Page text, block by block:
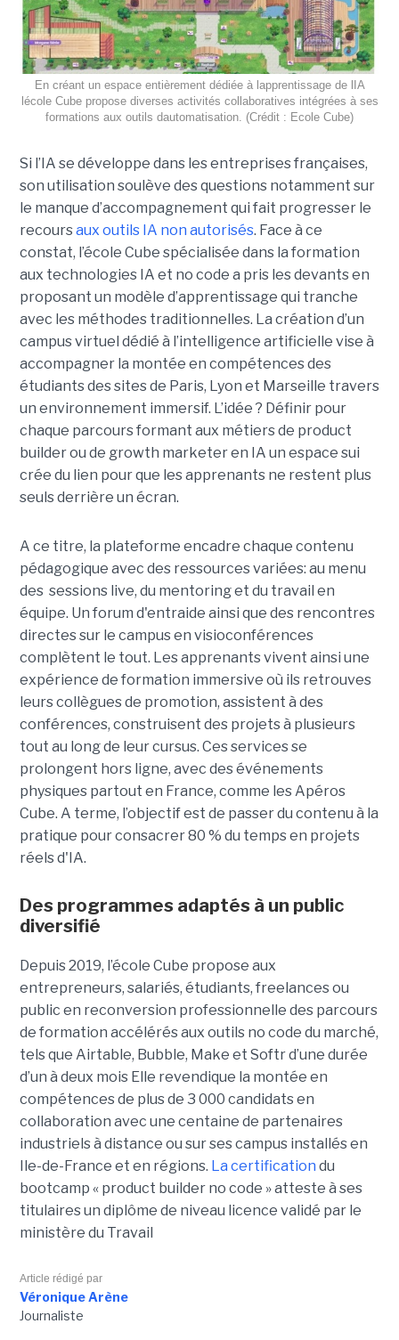
En créant un espace entièrement dédiée à lapprentissage de lIA
lécole Cube propose diverses activités collaboratives intégrées à ses
formations aux outils dautomatisation. (Crédit : Ecole Cube)
Si l’IA se développe dans les entreprises françaises,
son utilisation soulève des questions notamment sur
le manque d’accompagnement qui fait progresser le
recoursaux outils IA non autorisés. Face à ce
constat, l’école Cube spécialisée dans la formation
aux technologies IA et no code a pris les devants en
proposant un modèle d’apprentissage qui tranche
avec les méthodes traditionnelles. La création d’un
campus virtuel dédié à l’intelligence artificielle vise à
accompagner la montée en compétences des
étudiants des sites de Paris, Lyon et Marseille travers
un environnement immersif. L’idée ? Définir pour
chaque parcours formant aux métiers de product
builder ou de growth marketer en IA un espace sui
crée du lien pour que les apprenants ne restent plus
seuls derrière un écran.
A ce titre, la plateforme encadre chaque contenu
pédagogique avec des ressources variées: au menu
des sessions live, du mentoring et du travail en
équipe. Un forum d'entraide ainsi que des rencontres
directes sur le campus en visioconférences
complètent le tout. Les apprenants vivent ainsi une
expérience de formation immersive où ils retrouves
leurs collègues de promotion, assistent à des
conférences, construisent des projets à plusieurs
tout au long de leur cursus. Ces services se
prolongent hors ligne, avec des événements
physiques partout en France, comme les Apéros
Cube. A terme, l’objectif est de passer du contenu à la
pratique pour consacrer 80 % du temps en projets
réels d'IA.
Des programmes adaptés à un public
diversifié
Depuis 2019, l’école Cube propose aux
entrepreneurs, salariés, étudiants, freelances ou
public en reconversion professionnelle des parcours
de formation accélérés aux outils no code du marché,
tels que Airtable, Bubble, Make et Softr d’une durée
d’un à deux mois Elle revendique la montée en
compétences de plus de 3 000 candidats en
collaboration avec une centaine de partenaires
industriels à distance ou sur ses campus installés en
Ile-de-France et en régions. La certification du
bootcamp « product builder no code » atteste à ses
titulaires un diplôme de niveau licence validé par le
ministère du Travail
Article rédigé par
Véronique Arène
Journaliste